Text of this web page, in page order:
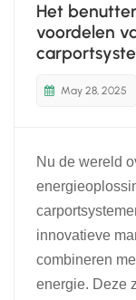
Het
voordelen
May 28, 2025
Nu de wereld
innovatieve
combineren
energie. Deze